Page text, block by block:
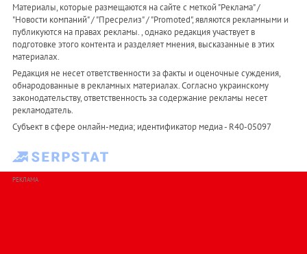
Материалы, которые размещаются на сайте с меткой "Реклама" /
"Новости компаний" / "Пресрелиз" / "Promoted", являются рекламными и
публикуются на правах рекламы. , однако редакция участвует в
подготовке этого контента и разделяет мнения, высказанные в этих
материалах.
Редакция не несет ответственности за факты и оценочные суждения,
обнародованные в рекламных материалах. Согласно украинскому
законодательству, ответственность за содержание рекламы несет
рекламодатель.
Субъект в сфере онлайн-медиа; идентификатор медиа - R40-05097
РЕКЛАМА